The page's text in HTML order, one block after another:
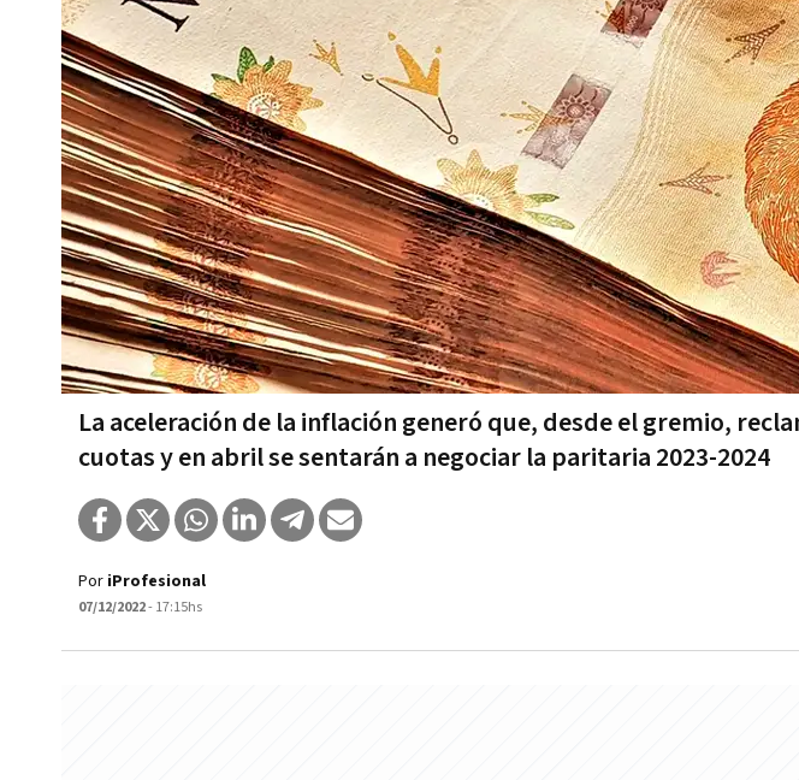
La aceleración de la inflación generó que, desde el gremio,
cuotas y en abril se sentarán a negociar la paritaria 2023-2024
Por iProfesional
07/12/2022- 17:15hs